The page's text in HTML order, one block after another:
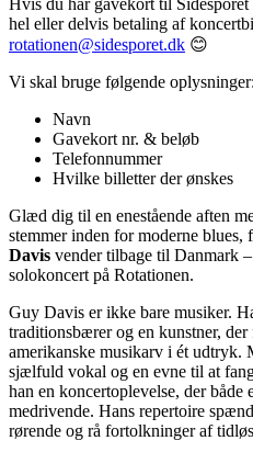
Hvis du har gavekort til Sidesporet
hel eller delvis betaling af
rotationen@sidesporet.dk 😊
Vi skal bruge følgende oplysninger:
Navn
Gavekort nr. & beløb
Telefonnummer
Hvilke billetter der ønskes
Glæd dig til en enestående aften
stemmer inden for moderne blues,
Davis vender tilbage til Danmark
solokoncert på Rotationen.
Guy Davis er ikke bare musiker.
traditionsbærer og en kunstner, der
amerikanske musikarv i ét udtryk.
sjælfuld vokal og en evne til at
han en koncertoplevelse, der
medrivende. Hans repertoire
rørende og rå fortolkninger af